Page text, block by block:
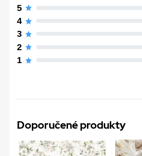
5
4
3
2
1
Doporučené produkty